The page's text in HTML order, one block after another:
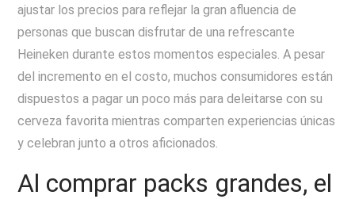
ajustar los precios para reflejar la gran afluencia de
personas que buscan disfrutar de una refrescante
Heineken durante estos momentos especiales. A pesar
del incremento en el costo, muchos consumidores están
dispuestos a pagar un poco más para deleitarse con su
cerveza favorita mientras comparten experiencias únicas
y celebran junto a otros aficionados.
Al comprar packs grandes, el